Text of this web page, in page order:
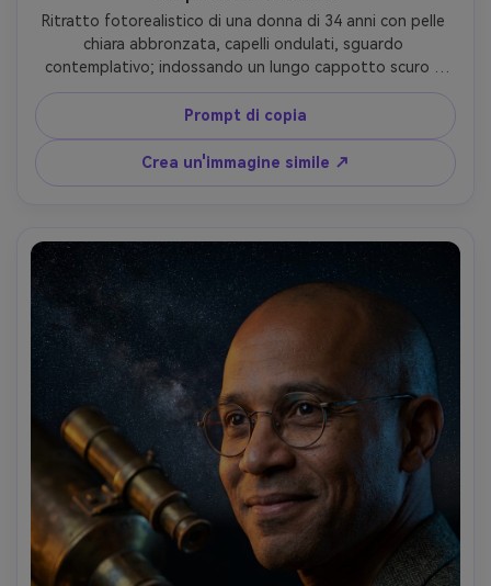
Ritratto fotorealistico di una donna di 34 anni con pelle
chiara abbronzata, capelli ondulati, sguardo
contemplativo; indossando un lungo cappotto scuro e
una sciarpa; in piedi in un campo aperto e nebbioso con
stelle deboli che sbirciano attraverso; chiave di luce di
luna diffusa morbida, luce sottile del bordo, fioritura
delicata della foschia; Fujifilm X-T5, 56mm f/1.2;
Inquadratura in vita, profondità bassa; atmosfera lunatica
occhi nitidi, alta risoluzione-AR 4:5
Prompt di copia
Crea un'immagine simile ↗